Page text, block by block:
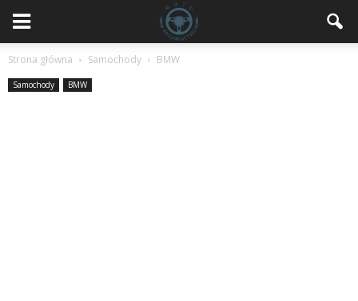
Strona główna Samochody BMW
Samochody BMW